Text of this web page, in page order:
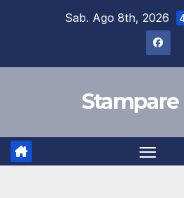
Sab. Ago 8th, 2026
Stampare